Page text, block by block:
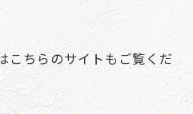
ちらのサイトもご覧くだ